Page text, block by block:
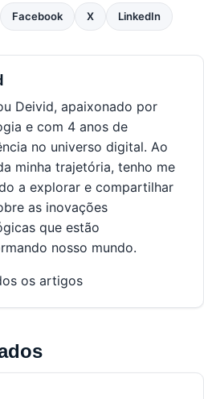
Facebook X LinkedIn
Deivid, apaixonado por
e com 4 anos de
no universo digital. Ao
minha trajetória, tenho me
a explorar e compartilhar
as inovações
que estão
nosso mundo.
os artigos